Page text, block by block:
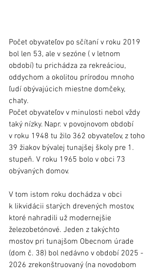
Počet obyvateľov po sčítaní v roku 2019
bol len 53, ale v sezóne ( v letnom
období) tu prichádza za rekreáciou,
oddychom a okolitou prírodou mnoho
ľudí obývajúcich miestne domčeky,
chaty.
Počet obyvateľov v minulosti nebol vždy
taký nízky. Napr. v povojnovom období
v roku 1948 tu žilo 362 obyvateľov, z toho
39 žiakov bývalej tunajšej školy pre 1.
stupeň. V roku 1965 bolo v obci 73
obývaných domov.
V tom istom roku dochádza v obci
k likvidácii starých drevených mostov,
ktoré nahradili už modernejšie
železobetónové. Jeden z takýchto
mostov pri tunajšom Obecnom úrade
(dom č. 38) bol nedávno v období 2025 -
2026 zrekonštruovaný (na novodobom